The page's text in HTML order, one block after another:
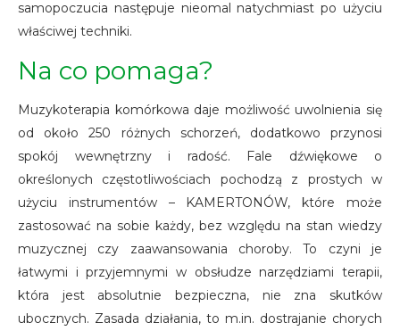
samopoczucia następuje nieomal natychmiast po użyciu
właściwej techniki.
Na co pomaga?
Muzykoterapia komórkowa daje możliwość uwolnienia się
od około 250 różnych schorzeń, dodatkowo przynosi
spokój wewnętrzny i radość. Fale dźwiękowe o
określonych częstotliwościach pochodzą z prostych w
użyciu instrumentów – KAMERTONÓW, które może
zastosować na sobie każdy, bez względu na stan wiedzy
muzycznej czy zaawansowania choroby. To czyni je
łatwymi i przyjemnymi w obsłudze narzędziami terapii,
która jest absolutnie bezpieczna, nie zna skutków
ubocznych. Zasada działania, to m.in. dostrajanie chorych